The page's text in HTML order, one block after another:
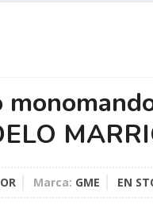
Marca: GME EN